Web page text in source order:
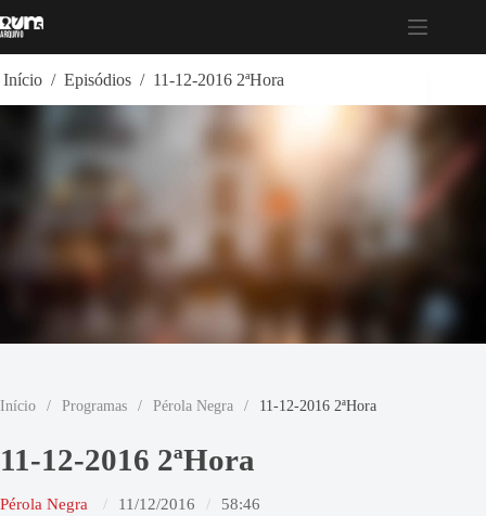
para
Início / Episódios / 11-12-2016 2ªHora
Início / Programas / Pérola Negra / 11-12-2016 2ªHora
11-12-2016 2ªHora
Pérola Negra 11/12/2016 58:46